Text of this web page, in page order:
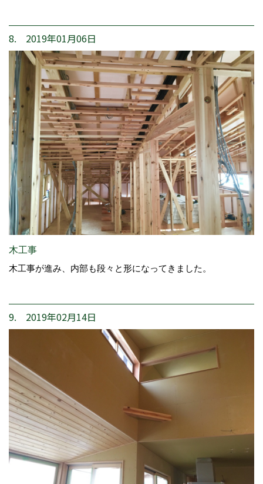
8. 2019年01月06日
木工事
木工事が進み、内部も段々と形になってきました。
9. 2019年02月14日